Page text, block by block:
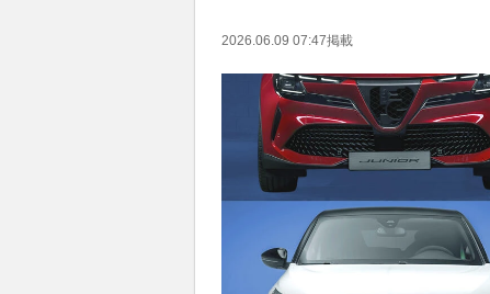
2026.06.09 07:47掲載